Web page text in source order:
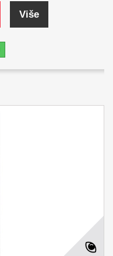
Više